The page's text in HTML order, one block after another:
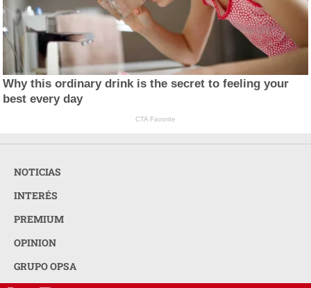
Why this ordinary drink is the secret to feeling your
best every day
CTA Favorite
NOTICIAS
INTERÉS
PREMIUM
OPINION
GRUPO OPSA